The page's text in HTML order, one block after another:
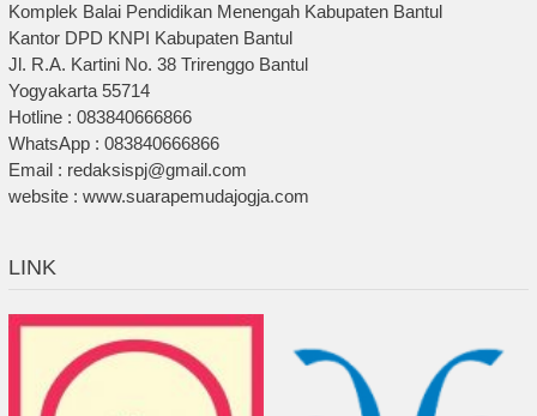
Komplek Balai Pendidikan Menengah Kabupaten Bantul
Kantor DPD KNPI Kabupaten Bantul
Jl. R.A. Kartini No. 38 Trirenggo Bantul
Yogyakarta 55714
Hotline : 083840666866
WhatsApp : 083840666866
Email : redaksispj@gmail.com
website : www.suarapemudajogja.com
LINK